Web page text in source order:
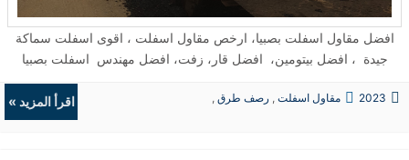
افضل مقاول اسفلت بصبيا، ارخص مقاول اسفلت ، اقوى اسفلت سماكة
جيدة ، افضل بيتومين، افضل قار، زفت، افضل مهندس اسفلت بصبيا
اسفلت حار ، قشط الاسفلت ، الخلطة التصميمة للاسفلت مارشال ،
2023 مقاول اسفلت , رصف طرق ,
اقرأ المزيد »